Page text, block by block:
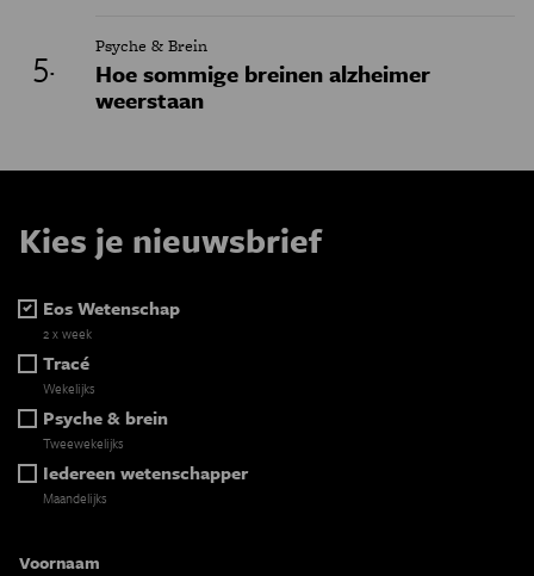
Psyche & Brein
Hoe sommige breinen alzheimer
weerstaan
Kies je nieuwsbrief
Eos Wetenschap
2 x week
Tracé
Wekelijks
Psyche & brein
Tweewekelijks
Iedereen wetenschapper
Maandelijks
Voornaam